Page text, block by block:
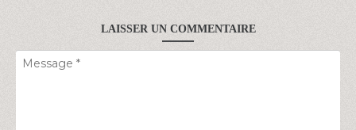
LAISSER UN COMMENTAIRE